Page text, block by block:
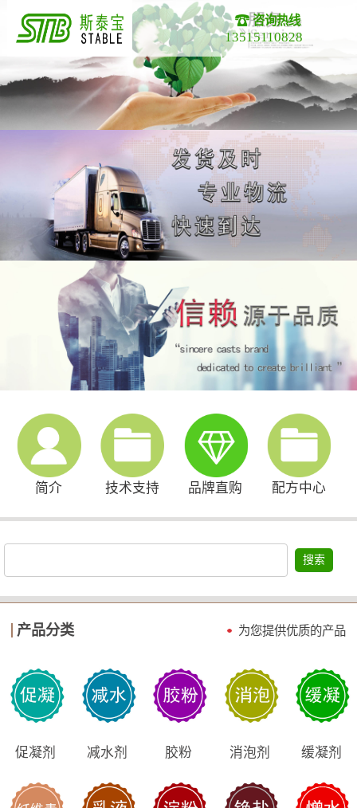
咨询热线
13515110828
简介 技术支持 品牌直购 配方中心
搜索
产品分类 为您提供优质的产品
促凝剂 减水剂 胶粉 消泡剂 缓凝剂